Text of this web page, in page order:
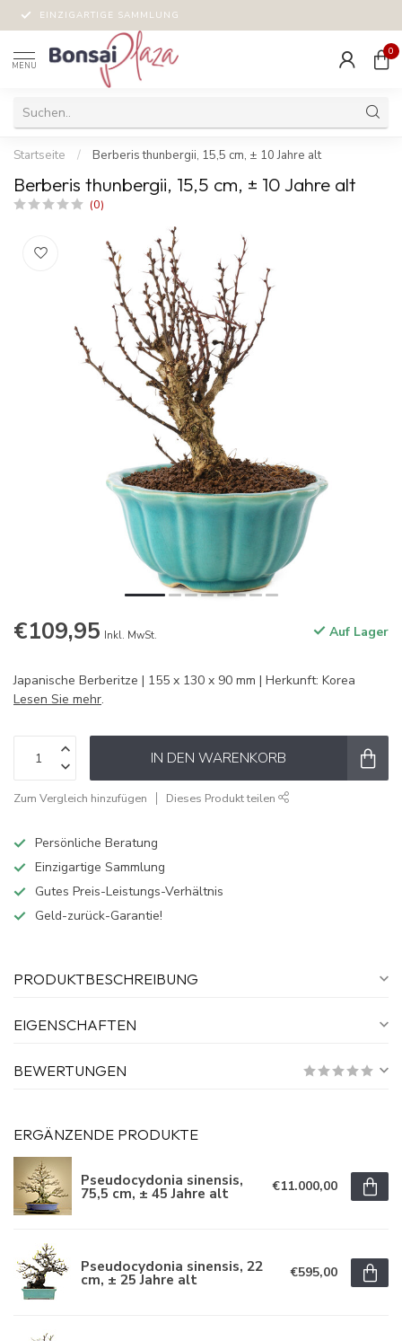
EINZIGARTIGE SAMMLUNG
MENU
0
Startseite / Berberis thunbergii, 15,5 cm, ± 10 Jahre alt
Berberis thunbergii, 15,5 cm, ± 10 Jahre alt
(0)
€109,95 Inkl. MwSt. Auf Lager
Japanische Berberitze | 155 x 130 x 90 mm | Herkunft: Korea
Lesen Sie mehr.
IN DEN WARENKORB
Zum Vergleich hinzufügen Dieses Produkt teilen
Persönliche Beratung
Einzigartige Sammlung
Gutes Preis-Leistungs-Verhältnis
Geld-zurück-Garantie!
PRODUKTBESCHREIBUNG
EIGENSCHAFTEN
BEWERTUNGEN
ERGÄNZENDE PRODUKTE
Pseudocydonia sinensis,
75,5 cm, ± 45 Jahre alt €11.000,00
Pseudocydonia sinensis, 22
cm, ± 25 Jahre alt €595,00